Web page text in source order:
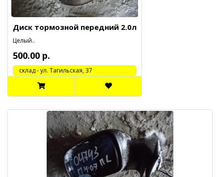
Диск тормозной передний 2.0л
Целый..
500.00 р.
cклад - ул. Тагильская, 37